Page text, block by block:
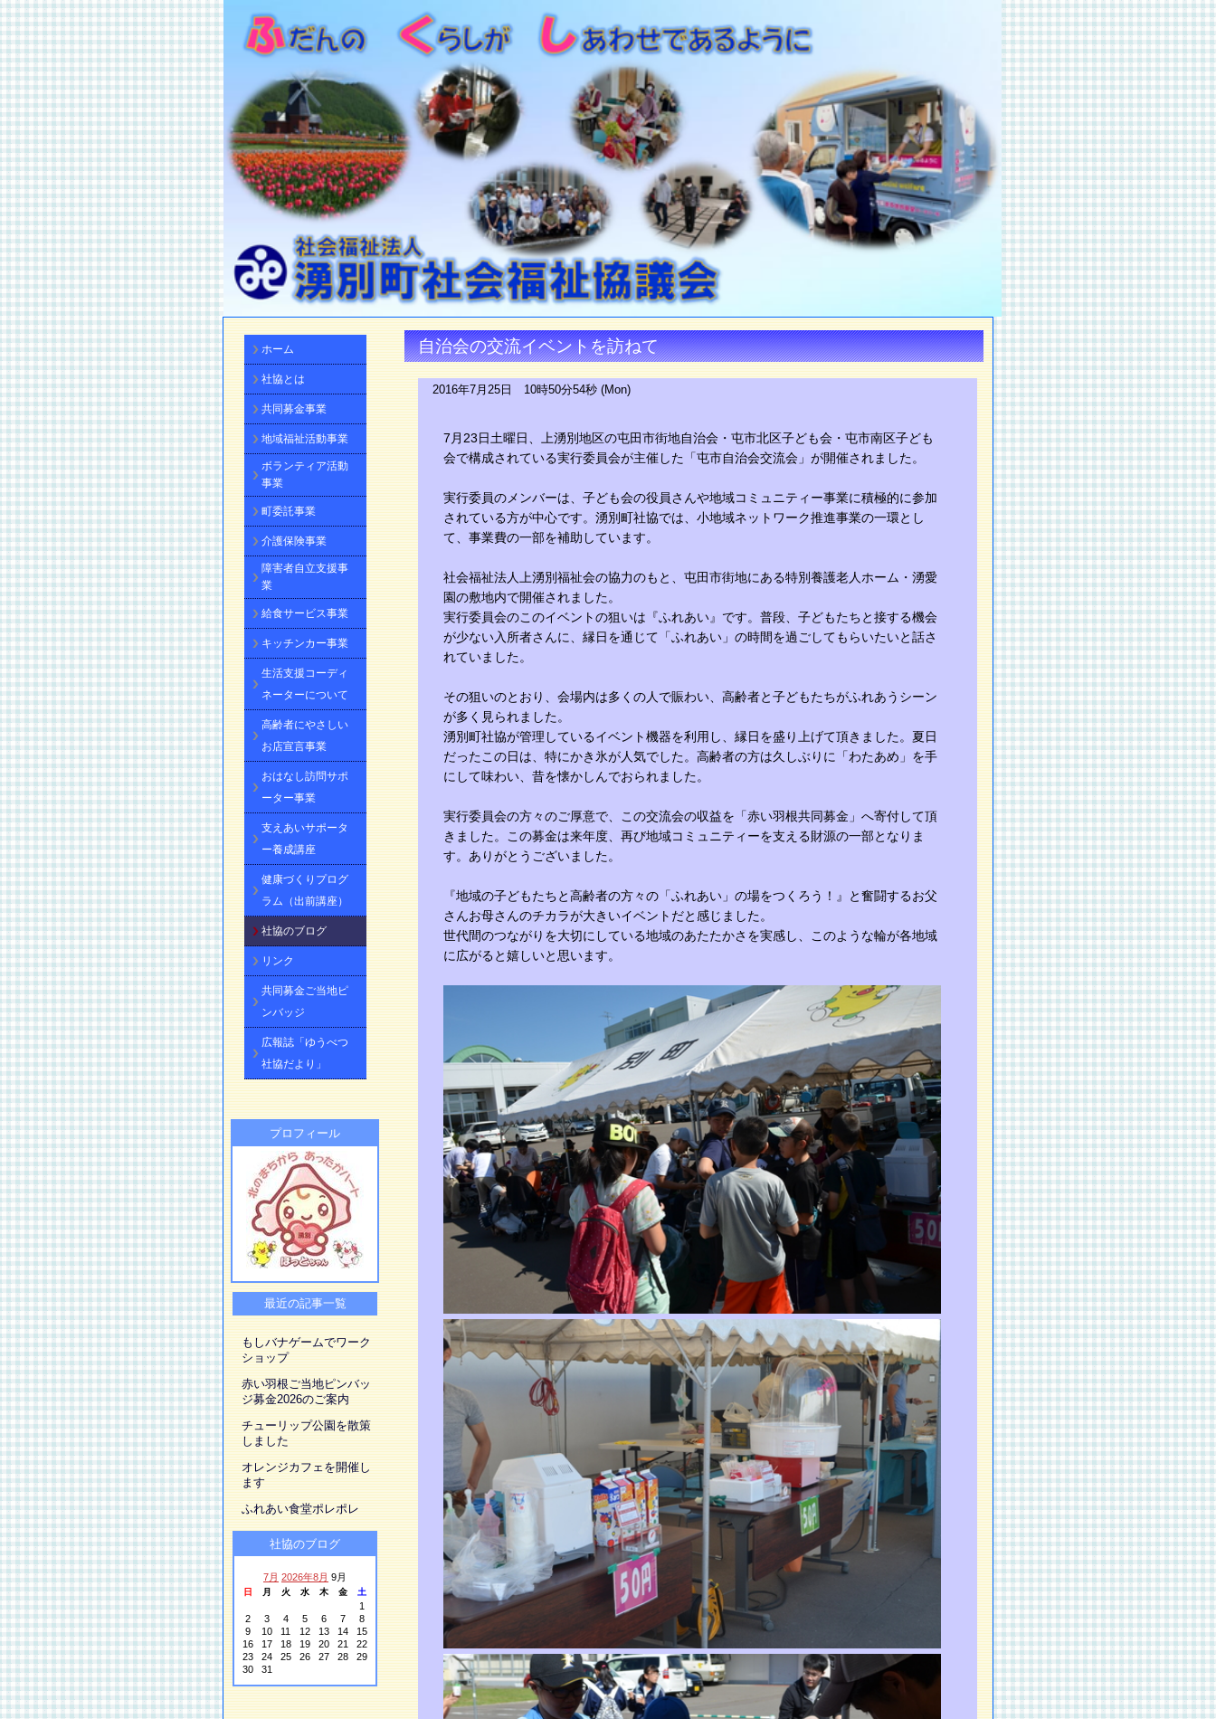
自治会の交流イベントを訪ねて
2016年7月25日 10時50分54秒 (Mon)
7月23日土曜日、上湧別地区の屯田市街地自治会・屯市北区子ども会・屯市南区子ども
会で構成されている実行委員会が主催した「屯市自治会交流会」が開催されました。
実行委員のメンバーは、子ども会の役員さんや地域コミュニティー事業に積極的に参加
されている方が中心です。湧別町社協では、小地域ネットワーク推進事業の一環とし
て、事業費の一部を補助しています。
社会福祉法人上湧別福祉会の協力のもと、屯田市街地にある特別養護老人ホーム・湧愛
園の敷地内で開催されました。
実行委員会のこのイベントの狙いは『ふれあい』です。普段、子どもたちと接する機会
が少ない入所者さんに、縁日を通じて「ふれあい」の時間を過ごしてもらいたいと話さ
れていました。
その狙いのとおり、会場内は多くの人で賑わい、高齢者と子どもたちがふれあうシーン
が多く見られました。
湧別町社協が管理しているイベント機器を利用し、縁日を盛り上げて頂きました。夏日
だったこの日は、特にかき氷が人気でした。高齢者の方は久しぶりに「わたあめ」を手
にして味わい、昔を懐かしんでおられました。
実行委員会の方々のご厚意で、この交流会の収益を「赤い羽根共同募金」へ寄付して頂
きました。この募金は来年度、再び地域コミュニティーを支える財源の一部となりま
す。ありがとうございました。
『地域の子どもたちと高齢者の方々の「ふれあい」の場をつくろう！』と奮闘するお父
さんお母さんのチカラが大きいイベントだと感じました。
世代間のつながりを大切にしている地域のあたたかさを実感し、このような輪が各地域
に広がると嬉しいと思います。
ホーム
社協とは
共同募金事業
地域福祉活動事業
ボランティア活動
事業
町委託事業
介護保険事業
障害者自立支援事
業
給食サービス事業
キッチンカー事業
生活支援コーディ
ネーターについて
高齢者にやさしい
お店宣言事業
おはなし訪問サポ
ーター事業
支えあいサポータ
ー養成講座
健康づくりプログ
ラム（出前講座）
社協のブログ
リンク
共同募金ご当地ピ
ンバッジ
広報誌「ゆうべつ
社協だより」
プロフィール
最近の記事一覧
もしバナゲームでワーク
ショップ
赤い羽根ご当地ピンバッ
ジ募金2026のご案内
チューリップ公園を散策
しました
オレンジカフェを開催し
ます
ふれあい食堂ポレポレ
社協のブログ
7月 2026年8月 9月
日 月 火 水 木 金 土
1
2
3 4 5 6 7
8
9
10 11 12 13 14
15
16
17 18 19 20 21
22
23
24 25 26 27 28
29
30
31